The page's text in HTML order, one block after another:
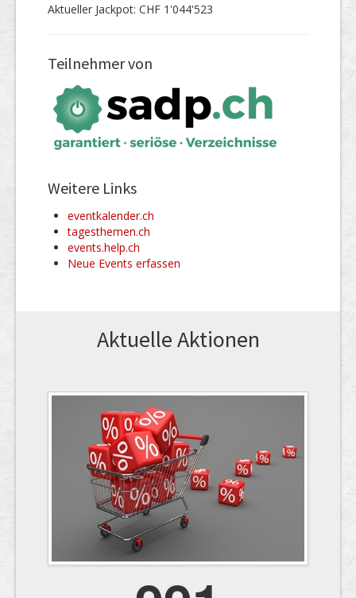
Aktueller Jackpot: CHF 1'044'523
Teilnehmer von
Weitere Links
eventkalender.ch
tagesthemen.ch
events.help.ch
Neue Events erfassen
Aktuelle Aktionen